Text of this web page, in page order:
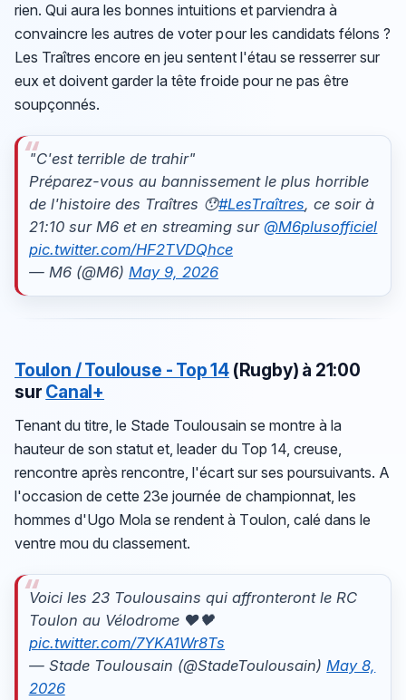
rien. Qui aura les bonnes intuitions et parviendra à
convaincre les autres de voter pour les candidats félons ?
Les Traîtres encore en jeu sentent l'étau se resserrer sur
eux et doivent garder la tête froide pour ne pas être
soupçonnés.
"C'est terrible de trahir"
Préparez-vous au bannissement le plus horrible
de l'histoire des Traîtres 😯#LesTraîtres, ce soir à
21:10 sur M6 et en streaming sur@M6plusofficiel
pic.twitter.com/HF2TVDQhce
— M6 (@M6) May 9, 2026
Toulon / Toulouse - Top 14(Rugby) à 21:00
sur Canal+
Tenant du titre, le Stade Toulousain se montre à la
hauteur de son statut et, leader du Top 14, creuse,
rencontre après rencontre, l'écart sur ses poursuivants. A
l'occasion de cette 23e journée de championnat, les
hommes d'Ugo Mola se rendent à Toulon, calé dans le
ventre mou du classement.
Voici les 23 Toulousains qui affronteront le RC
Toulon au Vélodrome ❤️🖤
pic.twitter.com/7YKA1Wr8Ts
— Stade Toulousain (@StadeToulousain)May 8,
2026